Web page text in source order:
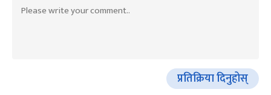
प्रतिक्रिया दिनुहोस्